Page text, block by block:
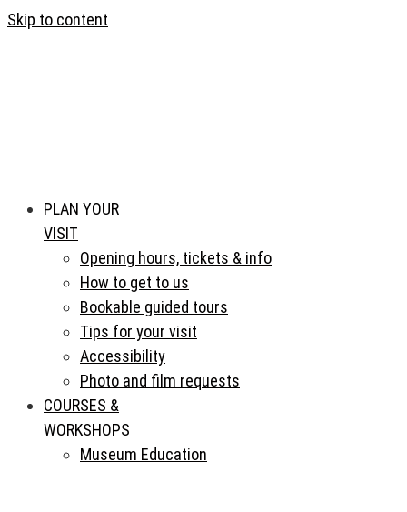
Skip to content
PLAN YOUR
VISIT
Opening hours, tickets & info
How to get to us
Bookable guided tours
Tips for your visit
Accessibility
Photo and film requests
COURSES &
WORKSHOPS
Museum Education